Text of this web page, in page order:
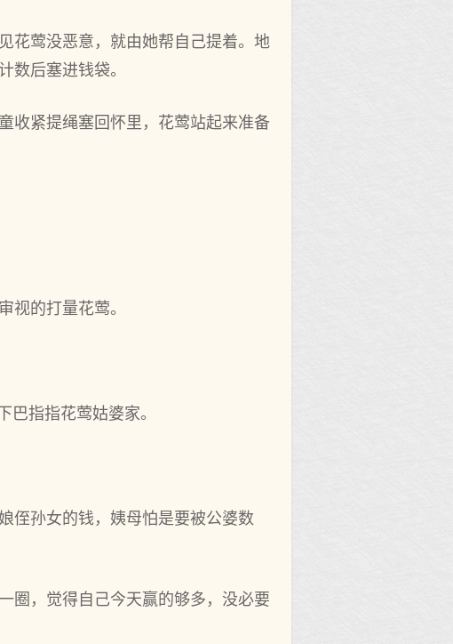
花莺没恶意，就由她帮自己提着。地
数后塞进钱袋。
收紧提绳塞回怀里，花莺站起来准备
视的打量花莺。
巴指指花莺姑婆家。
侄孙女的钱，姨母怕是要被公婆数
圈，觉得自己今天赢的够多，没必要